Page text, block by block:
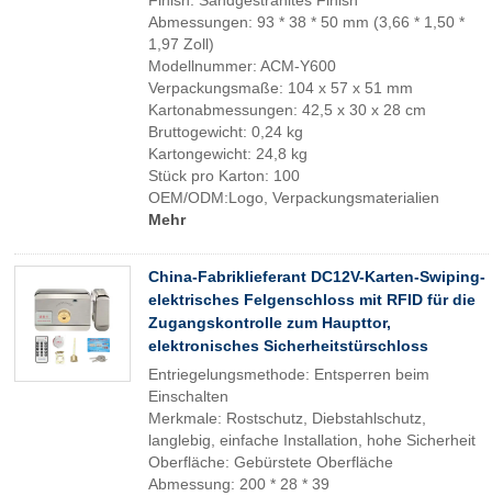
Abmessungen: 93 * 38 * 50 mm (3,66 * 1,50 *
1,97 Zoll)
Modellnummer: ACM-Y600
Verpackungsmaße: 104 x 57 x 51 mm
Kartonabmessungen: 42,5 x 30 x 28 cm
Bruttogewicht: 0,24 kg
Kartongewicht: 24,8 kg
Stück pro Karton: 100
OEM/ODM:Logo, Verpackungsmaterialien
Mehr
China-Fabriklieferant DC12V-Karten-Swiping-
elektrisches Felgenschloss mit RFID für die
Zugangskontrolle zum Haupttor,
elektronisches Sicherheitstürschloss
Entriegelungsmethode: Entsperren beim
Einschalten
Merkmale: Rostschutz, Diebstahlschutz,
langlebig, einfache Installation, hohe Sicherheit
Oberfläche: Gebürstete Oberfläche
Abmessung: 200 * 28 * 39